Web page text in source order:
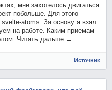
мне захотелось двигаться
побольше. Для этого
atoms. За основу я взял
на работе. Каким приемам
Читать дальше →
Источник